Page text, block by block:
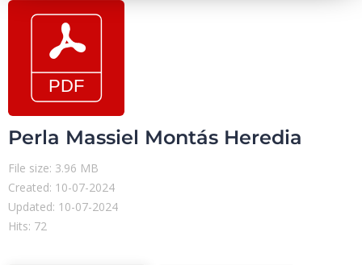
Perla Massiel Montás Heredia
File size: 3.96 MB
Created: 10-07-2024
Updated: 10-07-2024
Hits: 72